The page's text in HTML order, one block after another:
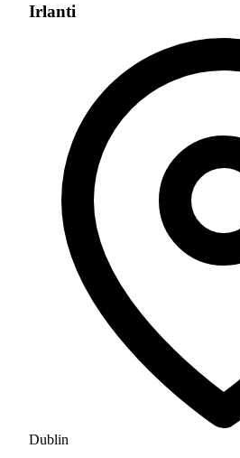
Irlanti
Dublin